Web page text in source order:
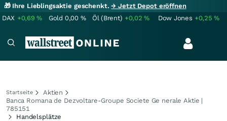
🎁 Ihre Lieblingsaktie geschenkt.→ Jetzt Depot eröffnen
DAX +0,69% Gold 0,00 % Öl (Brent) +0,02% Dow Jones +0,25%
Startseite
Aktien
Banca Romana de Dezvoltare-Groupe Societe Ge nerale Aktie |
785151
Handelsplätze